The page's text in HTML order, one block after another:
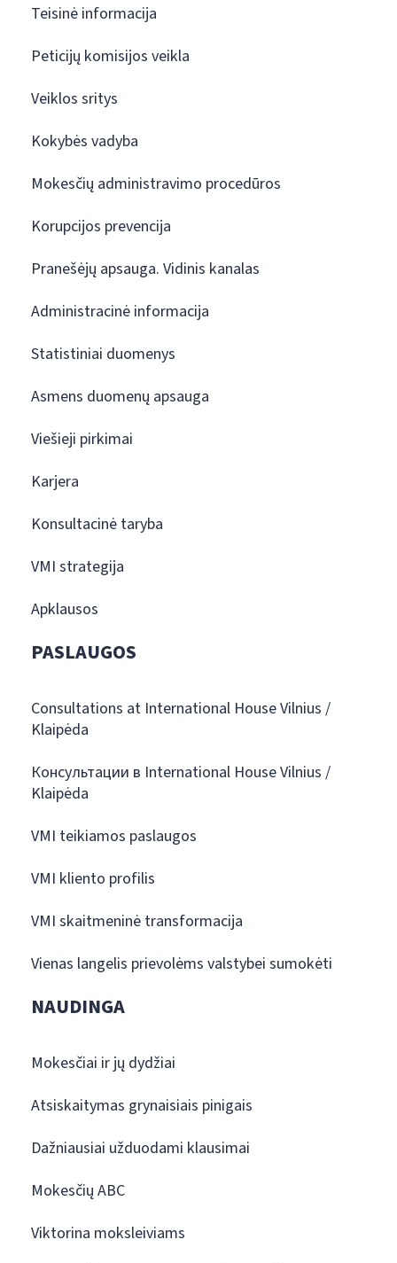
Teisinė informacija
Peticijų komisijos veikla
Veiklos sritys
Kokybės vadyba
Mokesčių administravimo procedūros
Korupcijos prevencija
Pranešėjų apsauga. Vidinis kanalas
Administracinė informacija
Statistiniai duomenys
Asmens duomenų apsauga
Viešieji pirkimai
Karjera
Konsultacinė taryba
VMI strategija
Apklausos
PASLAUGOS
Consultations at International House Vilnius /
Klaipėda
Консультации в International House Vilnius /
Klaipėda
VMI teikiamos paslaugos
VMI kliento profilis
VMI skaitmeninė transformacija
Vienas langelis prievolėms valstybei sumokėti
NAUDINGA
Mokesčiai ir jų dydžiai
Atsiskaitymas grynaisiais pinigais
Dažniausiai užduodami klausimai
Mokesčių ABC
Viktorina moksleiviams